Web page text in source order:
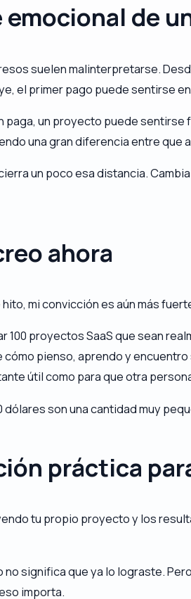
emocional de
suelen malinterpretarse.
el primer pago puede sentirse
paga, un proyecto puede
una gran diferencia entreque
un poco esa distancia.
ahora
mi convicción es aún más
100 proyectos SaaS que sean
cómo pienso, aprendo y
útil como para que otra
dólares son una cantidad muy
práctica
tu propio proyecto y los
no significa que ya lo lograste.
importa.